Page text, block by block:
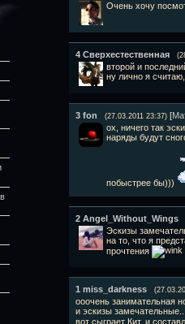
Очень хочу
4 Сверхестественная
второй и
ну лично я
3 fon (27.03.2011 23:37) [
ох, ничего так
наряды будут
побыстрее бы)))
2 Angel_Without_Wings
Эскизы
на то, что я
прочтения
1 miss_darkness
ооочень занимательная
и эскизы замечательные..
вот сыграет Кит, и